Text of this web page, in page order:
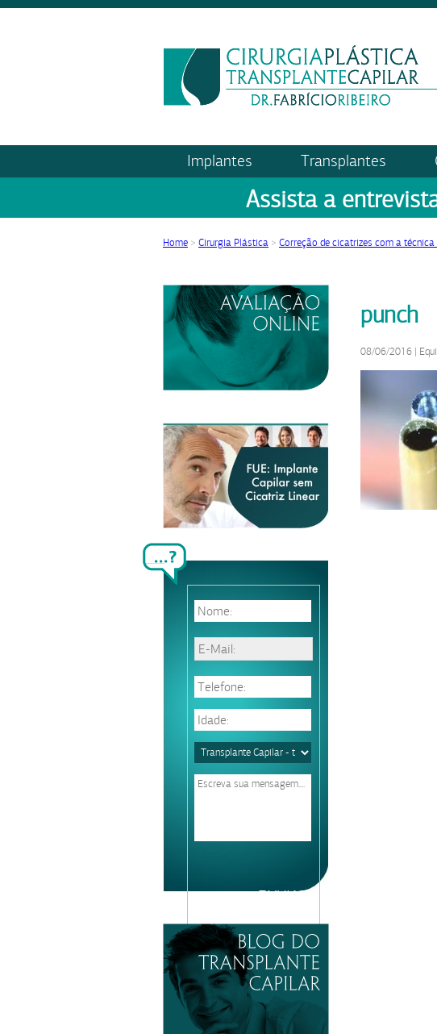
Implantes Transplantes
Assista a
Home > Cirurgia Plástica > Correção de cicatrizes com a técnica
field
empty.
punch
08/06/2016 |